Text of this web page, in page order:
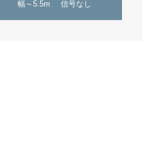
幅～5.5m 信号なし